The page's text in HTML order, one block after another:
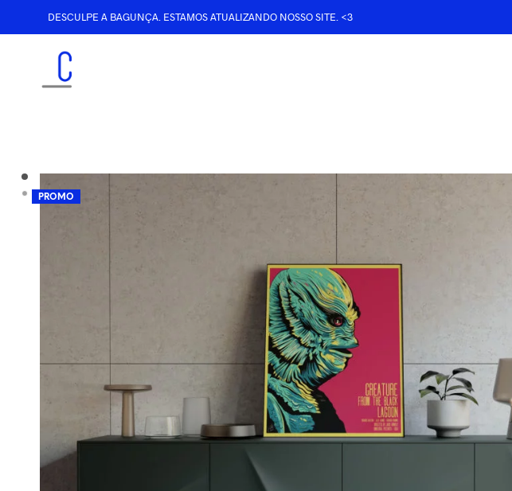
DESCULPE A BAGUNÇA. ESTAMOS ATUALIZANDO NOSSO SITE. <3
PROMO